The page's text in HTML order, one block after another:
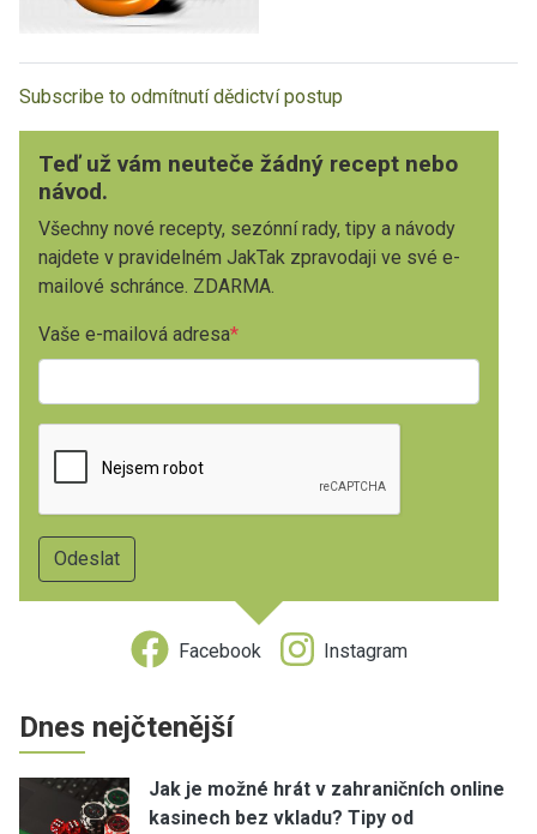
Subscribe to odmítnutí dědictví postup
Teď už vám neuteče žádný recept nebo
návod.
Všechny nové recepty, sezónní rady, tipy a návody
najdete v pravidelném JakTak zpravodaji ve své e-
mailové schránce. ZDARMA.
Vaše e-mailová adresa
Facebook Instagram
Dnes nejčtenější
Jak je možné hrát v zahraničních online
kasinech bez vkladu? Tipy od